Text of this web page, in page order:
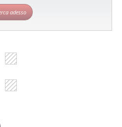
adesso